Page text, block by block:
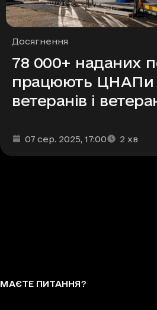
Рубрики
Досягнення
78 000+ наданих
працюють ЦНАПи
ветеранів і
Дата та час публікації
07 сер. 2025, 17:00
Час читання: 2 хв
МАЄТЕ ПИТАННЯ?